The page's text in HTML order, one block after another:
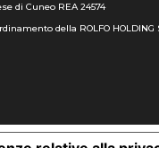
di Cuneo REA 24574
della ROLFO HOLDING